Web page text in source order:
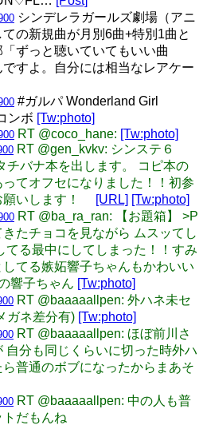
シンデレラガールズ劇場（アニ
の新規曲が月別6曲+特別1曲と
ずっと聴いていてもいい曲
すよ。自分には相当なレアケー
#ガルパ Wonderland Girl
ンボ [Tw:photo]
RT @coco_hane: [Tw:photo]
RT @gen_kvkv: シンステ６
チバナ本を出します。 コピ本の
てオフセになりました！！初参
願いします！
[URL] [Tw:photo]
RT @ba_ra_ran: 【お題箱】 >P
たチョコを見ながら ムスッてし
てる最中にしてしまった！！すみ
てる嫉妬響子ちゃんもかわいい
響子ちゃん [Tw:photo]
RT @baaaaallpen: 外ハネ未セ
ガネ差分有) [Tw:photo]
RT @baaaaallpen: ほぼ前川さ
自分も同じくらいに切った時外ハ
普通のボブになったからまあそ
RT @baaaaallpen: 中の人も普
だもんね